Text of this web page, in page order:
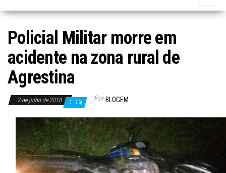
Policial Militar morre em
acidente na zona rural de
Agrestina
2 de julho de 2018 1 Por BLOGEM